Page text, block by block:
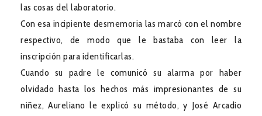
las cosas del laboratorio.
Con esa incipiente desmemoria las marcó con el nombre
respectivo, de modo que le bastaba con leer la
inscripción para identificarlas.
Cuando su padre le comunicó su alarma por haber
olvidado hasta los hechos más impresionantes de su
niñez, Aureliano le explicó su método, y José Arcadio